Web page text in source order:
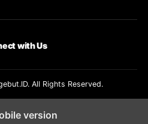
with Us
All Rights Reserved.
version